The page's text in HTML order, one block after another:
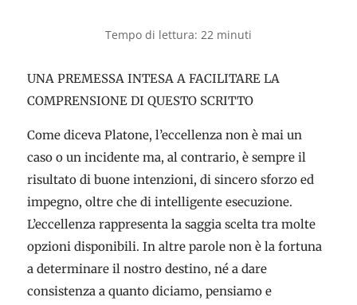
UNA PREMESSA INTESA A FACILITARE LA
COMPRENSIONE DI QUESTO SCRITTO
Come diceva Platone, l’eccellenza non è mai un
caso o un incidente ma, al contrario, è sempre il
risultato di buone intenzioni, di sincero sforzo ed
impegno, oltre che di intelligente esecuzione.
L’eccellenza rappresenta la saggia scelta tra molte
opzioni disponibili. In altre parole non è la fortuna
a determinare il nostro destino, né a dare
consistenza a quanto diciamo, pensiamo e